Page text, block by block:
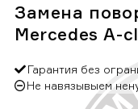
Замена
Mercedes A-
Гарантия без
Не навязывыем